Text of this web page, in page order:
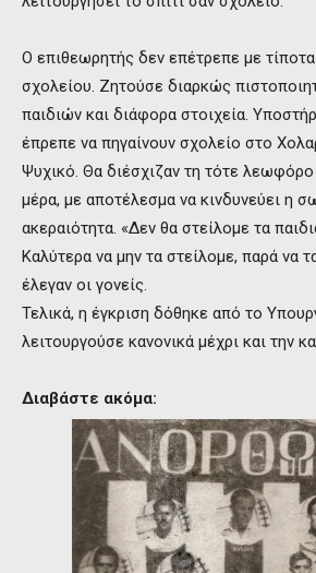
Ο επιθεωρητής δεν επέτρεπε με
σχολείου. Ζητούσε διαρκώς
παιδιών και διάφορα στοιχεία.
έπρεπε να πηγαίνουν σχολείο στο
Ψυχικό. Θα διέσχιζαν τη τότε
μέρα, με αποτέλεσμα να κινδυνεύει η
ακεραιότητα. «Δεν θα στείλομε τα
Καλύτερα να μην τα στείλομε, παρά να
έλεγαν οι γονείς.
Τελικά, η έγκριση δόθηκε από το
λειτουργούσε κανονικά μέχρι και την
Διαβάστε ακόμα: